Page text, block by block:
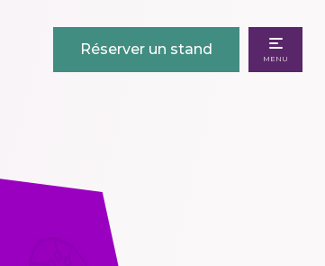
Réserver un stand
MENU